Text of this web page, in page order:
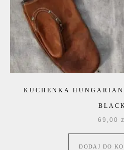
KUCHENKA
69,00
DODAJ DO